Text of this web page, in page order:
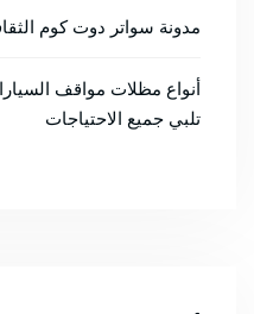
مدونة سواتر دوت كوم
أنواع مظلات مواقف
تلبي جميع الاحتياجات